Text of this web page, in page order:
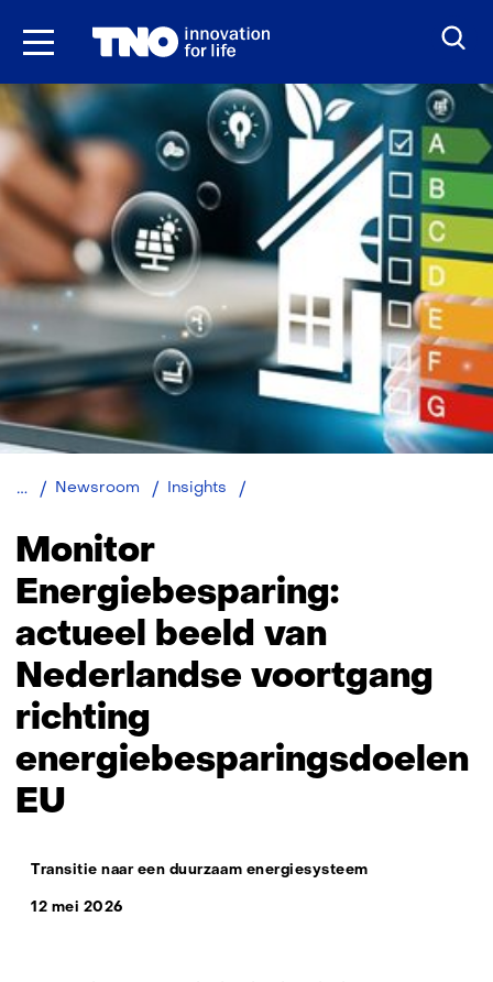
Ga
Newsroom Insights
Monitor
Energiebesparing:
actueel beeld van
Nederlandse voortgang
richting
energiebesparingsdoelen
EU
Thema:
Transitie naar een duurzaam energiesysteem
12 mei 2026